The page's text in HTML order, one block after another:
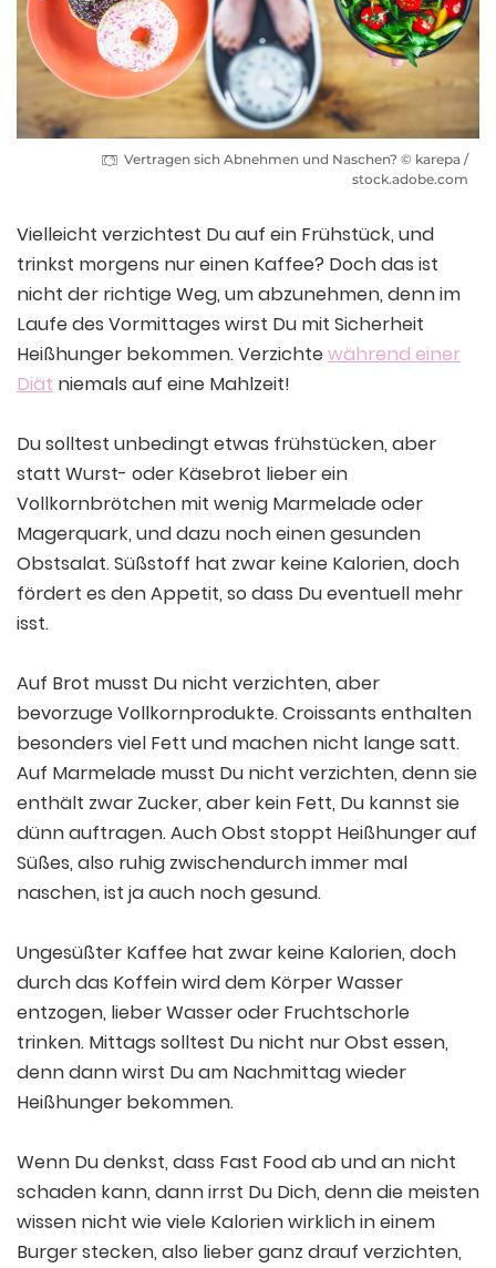
Vertragen sich Abnehmen und Naschen? © karepa /
stock.adobe.com
Vielleicht verzichtest Du auf ein Frühstück, und
trinkst morgens nur einen Kaffee? Doch das ist
nicht der richtige Weg, um abzunehmen, denn im
Laufe des Vormittages wirst Du mit Sicherheit
Heißhunger bekommen. Verzichtewährend einer
Diät niemals auf eine Mahlzeit!
Du solltest unbedingt etwas frühstücken, aber
statt Wurst- oder Käsebrot lieber ein
Vollkornbrötchen mit wenig Marmelade oder
Magerquark, und dazu noch einen gesunden
Obstsalat. Süßstoff hat zwar keine Kalorien, doch
fördert es den Appetit, so dass Du eventuell mehr
isst.
Auf Brot musst Du nicht verzichten, aber
bevorzuge Vollkornprodukte. Croissants enthalten
besonders viel Fett und machen nicht lange satt.
Auf Marmelade musst Du nicht verzichten, denn sie
enthält zwar Zucker, aber kein Fett, Du kannst sie
dünn auftragen. Auch Obst stoppt Heißhunger auf
Süßes, also ruhig zwischendurch immer mal
naschen, ist ja auch noch gesund.
Ungesüßter Kaffee hat zwar keine Kalorien, doch
durch das Koffein wird dem Körper Wasser
entzogen, lieber Wasser oder Fruchtschorle
trinken. Mittags solltest Du nicht nur Obst essen,
denn dann wirst Du am Nachmittag wieder
Heißhunger bekommen.
Wenn Du denkst, dass Fast Food ab und an nicht
schaden kann, dann irrst Du Dich, denn die meisten
wissen nicht wie viele Kalorien wirklich in einem
Burger stecken, also lieber ganz drauf verzichten,